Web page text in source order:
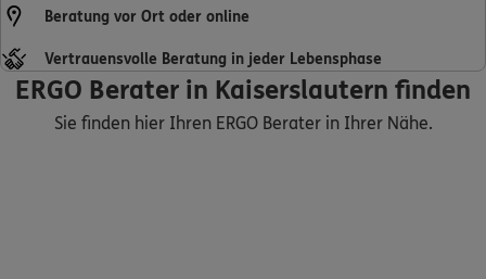
Nicht sicher, was Sie benötigen?
Beratung vor Ort oder online
Vertrauensvolle Beratung in jeder Lebensphase
ERGO Berater in Kaiserslautern finden
Sie finden hier Ihren ERGO Berater in Ihrer Nähe.